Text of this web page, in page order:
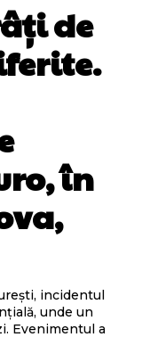
de
în
incidentul
unde un
Evenimentul a